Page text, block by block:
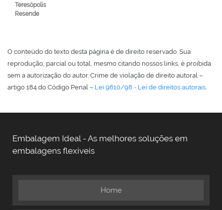
Teresópolis
Resende
O conteúdo do texto desta página é de direito reservado. Sua
reprodução, parcial ou total, mesmo citando nossos links, é proibida
sem a autorização do autor. Crime de violação de direito autoral –
artigo 184 do Código Penal – Lei 9610/98 - Lei de direitos autorais.
Embalagem Ideal - As melhores soluções em
embalagens flexíveis
Home